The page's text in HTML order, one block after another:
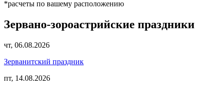
*расчеты по вашему расположению
Зервано-зороастрийские праздники
чт, 06.08.2026
Зерванитский праздник
пт, 14.08.2026